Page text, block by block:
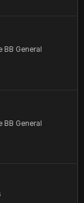
BB General
BB General